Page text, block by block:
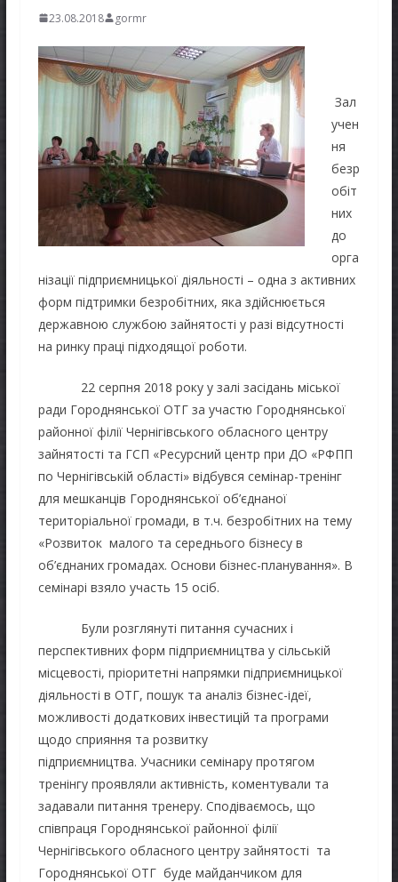
23.08.2018 gormr
Зал
учен
ня
безр
обіт
них
до
орга
нізації підприємницької діяльності – одна з активних
форм підтримки безробітних, яка здійснюється
державною службою зайнятості у разі відсутності
на ринку праці підходящої роботи.
22 серпня 2018 року у залі засідань міської
ради Городнянської ОТГ за участю Городнянської
районної філії Чернігівського обласного центру
зайнятості та ГСП «Ресурсний центр при ДО «РФПП
по Чернігівській області» відбувся семінар-тренінг
для мешканців Городнянської об’єднаної
територіальної громади, в т.ч. безробітних на тему
«Розвиток малого та середнього бізнесу в
об’єднаних громадах. Основи бізнес-планування». В
семінарі взяло участь 15 осіб.
Були розглянуті питання сучасних і
перспективних форм підприємництва у сільській
місцевості, пріоритетні напрямки підприємницької
діяльності в ОТГ, пошук та аналіз бізнес-ідеї,
можливості додаткових інвестицій та програми
щодо сприяння та розвитку
підприємництва. Учасники семінару протягом
тренінгу проявляли активність, коментували та
задавали питання тренеру. Сподіваємось, що
співпраця Городнянської районної філії
Чернігівського обласного центру зайнятості та
Городнянської ОТГ буде майданчиком для